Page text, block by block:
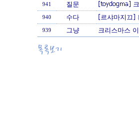
941 질문 [toydogma]
940 수다 [르샤마지끄]
939 그냥 크리스마스